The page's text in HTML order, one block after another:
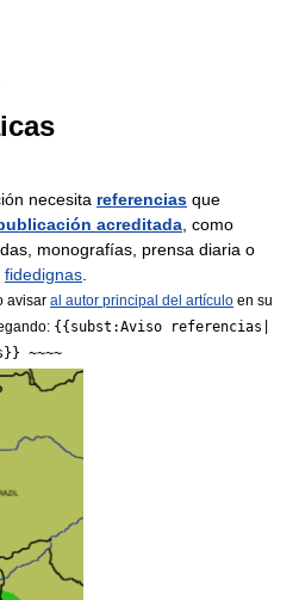
necesita referencias que
acreditada , como
monografías, prensa diaria o
fidedignas
avisar al autor principal del artículo en su
{{subst:Aviso referencias|
~~~~